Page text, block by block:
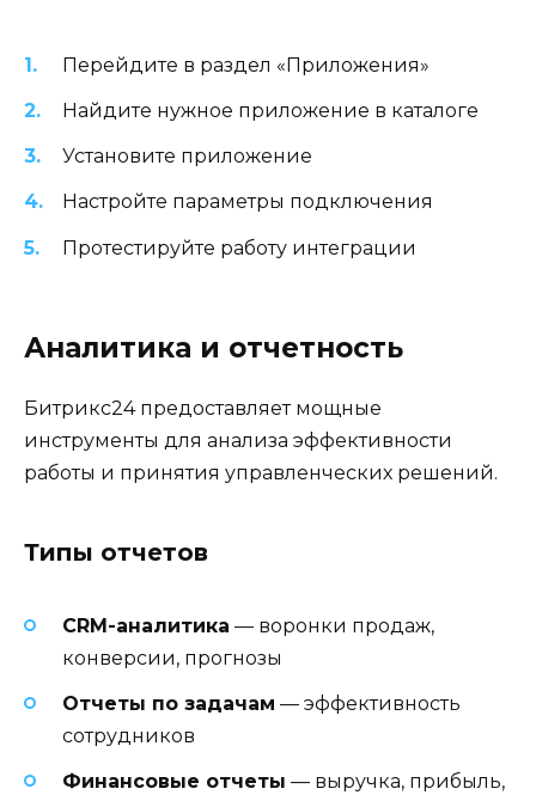
Перейдите в раздел «Приложения»
Найдите нужное приложение в каталоге
Установите приложение
Настройте параметры подключения
Протестируйте работу интеграции
Аналитика и отчетность
Битрикс24 предоставляет мощные
инструменты для анализа эффективности
работы и принятия управленческих решений.
Типы отчетов
CRM-аналитика — воронки продаж,
конверсии, прогнозы
Отчеты по задачам — эффективность
сотрудников
Финансовые отчеты — выручка, прибыль,